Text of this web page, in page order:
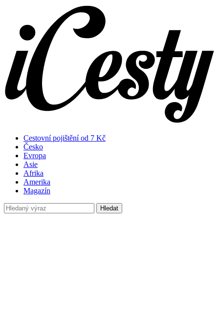
Cestovní pojištění od 7 Kč
Česko
Evropa
Asie
Afrika
Amerika
Magazín
Hledat